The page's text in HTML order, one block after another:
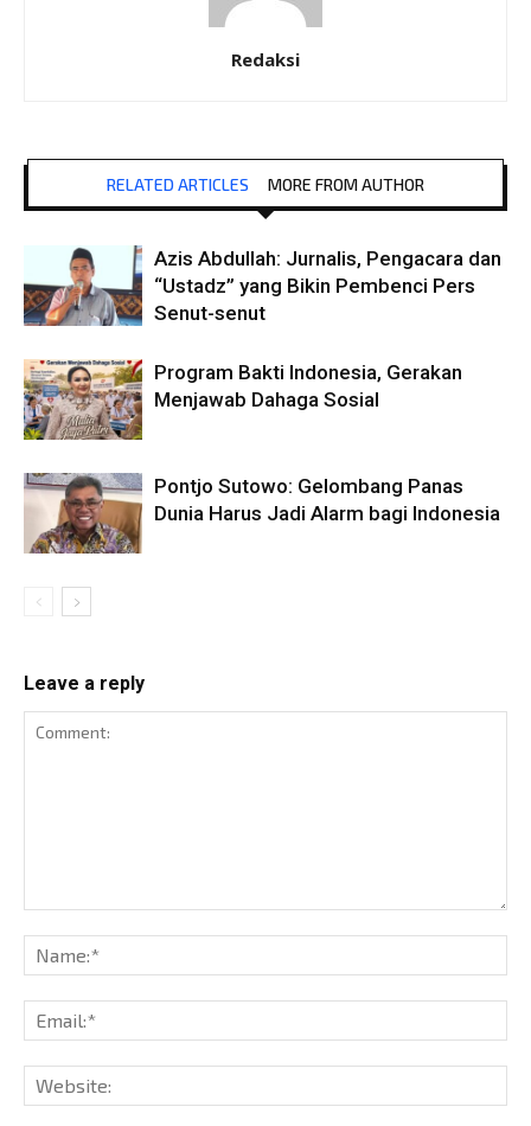
Redaksi
RELATED ARTICLES MORE FROM AUTHOR
Azis Abdullah: Jurnalis, Pengacara dan
“Ustadz” yang Bikin Pembenci Pers
Senut-senut
Program Bakti Indonesia, Gerakan
Menjawab Dahaga Sosial
Pontjo Sutowo: Gelombang Panas
Dunia Harus Jadi Alarm bagi Indonesia
Leave a reply